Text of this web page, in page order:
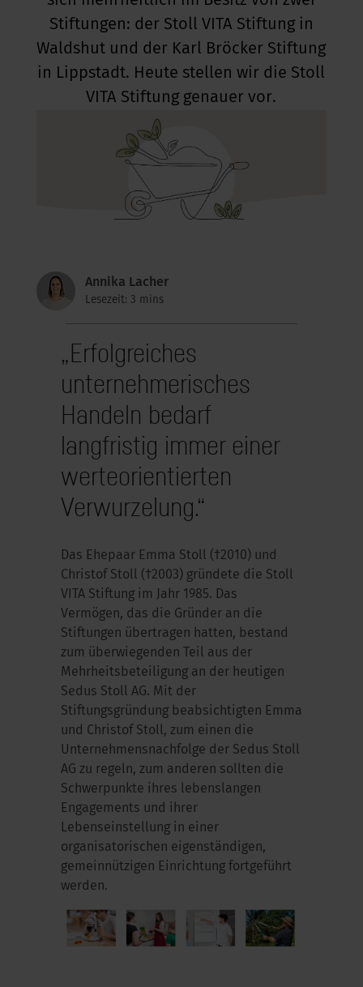
im Büro
Stiftungen: der Stoll VITA Stiftung in
Waldshut und der Karl Bröcker Stiftung
in Lippstadt. Heute stellen wir die Stoll
VITA Stiftung genauer vor.
Annika Lacher
Lesezeit: 3 mins
„Erfolgreiches
unternehmerisches
Handeln bedarf
langfristig immer einer
werteorientierten
Verwurzelung.“
Das Ehepaar Emma Stoll (†2010) und
Christof Stoll (†2003) gründete die Stoll
VITA Stiftung im Jahr 1985. Das
Vermögen, das die Gründer an die
Stiftungen übertragen hatten, bestand
zum überwiegenden Teil aus der
Mehrheitsbeteiligung an der heutigen
Sedus Stoll AG. Mit der
Stiftungsgründung beabsichtigten Emma
und Christof Stoll, zum einen die
Unternehmensnachfolge der Sedus Stoll
AG zu regeln, zum anderen sollten die
Schwerpunkte ihres lebenslangen
Engagements und ihrer
Lebenseinstellung in einer
organisatorischen eigenständigen,
gemeinnützigen Einrichtung fortgeführt
werden.